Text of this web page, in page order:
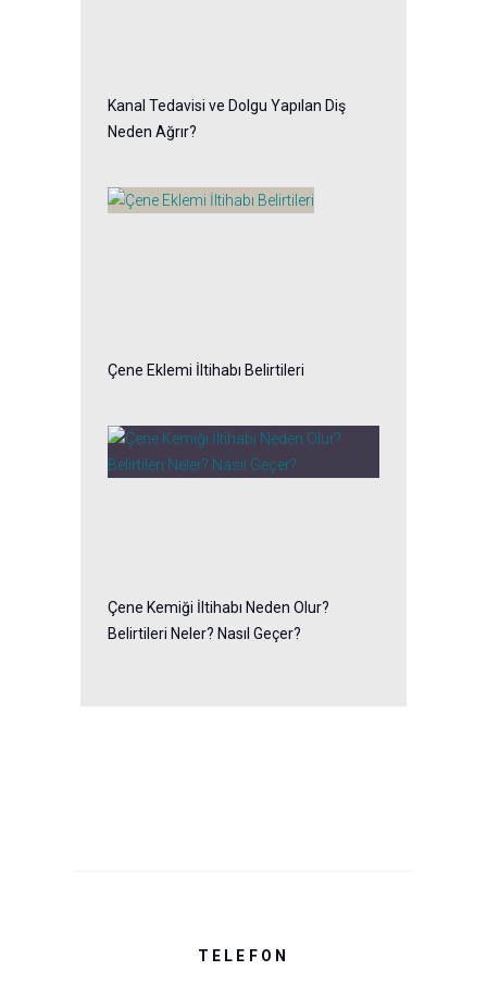
Kanal Tedavisi ve Dolgu Yapılan Diş
Neden Ağrır?
Çene Eklemi İltihabı Belirtileri
Çene Kemiği İltihabı Neden Olur?
Belirtileri Neler? Nasıl Geçer?
TELEFON